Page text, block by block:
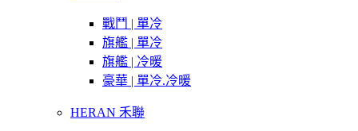
戰鬥 | 單冷
旗艦 | 單冷
旗艦 | 冷暖
豪華 | 單冷.冷暖
HERAN 禾聯